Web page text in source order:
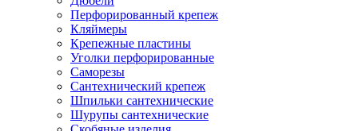
Перфорированный крепеж
Кляймеры
Крепежные пластины
Уголки перфорированные
Саморезы
Сантехнический крепеж
Шпильки сантехнические
Шурупы сантехнические